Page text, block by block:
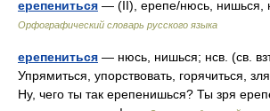
ерепениться — (II), ерепе/нюсь, нишься,
Орфографический словарь русского языка
ерепениться — нюсь, нишься; нсв. (св.
Упрямиться, упорствовать, горячиться,
Ну, чего ты так ерепенишься? Ты зря